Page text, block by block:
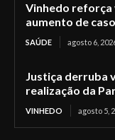
Vinhedo reforça
aumento de
SAÚDE agosto 6,
Justiça derruba
realização da
VINHEDO agosto 5,